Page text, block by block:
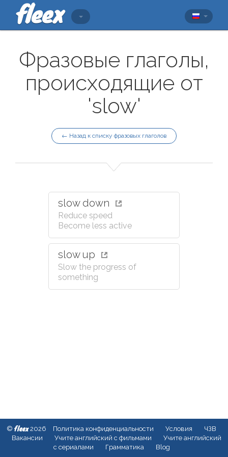
Фразовые глаголы,
происходящие от
'slow'
← Назад к списку фразовых глаголов
slow down
Reduce speed
Become less active
slow up
Slow the progress of
something
© fleex2026 Политика конфиденциальности Условия
ЧЗВ
Вакансии
Учите английский с фильмами
Учите английский
с сериалами
Грамматика Blog